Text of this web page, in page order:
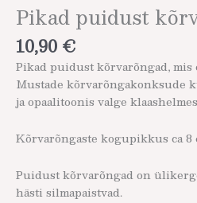
Pikad puidust
10,90 €
Pikad puidust kõrvarõngad,
Mustade kõrvarõngakonksude
ja opaalitoonis valge
Kõrvarõngaste kogupikkus ca 8
Puidust kõrvarõngad on
hästi silmapaistvad.